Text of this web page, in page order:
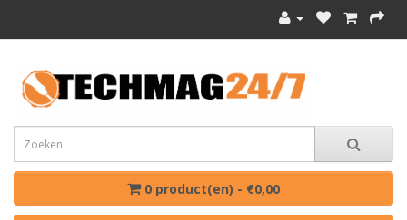
0 product(en) - €0,00